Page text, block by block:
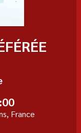
France